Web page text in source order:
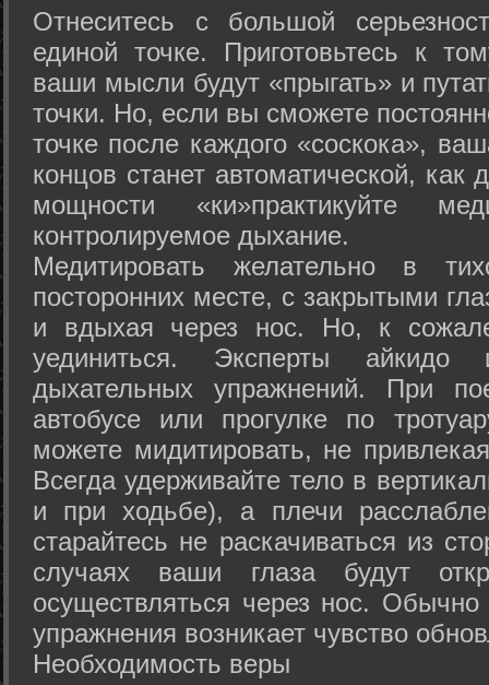
Отнеситесь с большой
единой точке. Приготовьтесь к
ваши мысли будут «прыгать» и
точки. Но, если вы сможете
точке после каждого «соскока»,
концов станет автоматической,
мощности «ки»практикуйте
контролируемое дыхание.
Медитировать желательно в
посторонних месте, с закрытыми
и вдыхая через нос. Но, к
уединиться. Эксперты айкидо
дыхательных упражнений. При
автобусе или прогулке по
можете мидитировать, не
Всегда удерживайте тело в
и при ходьбе), а плечи
старайтесь не раскачиваться из
случаях ваши глаза будут
осуществляться через нос. Обычно
упражнения возникает чувство
Необходимость веры